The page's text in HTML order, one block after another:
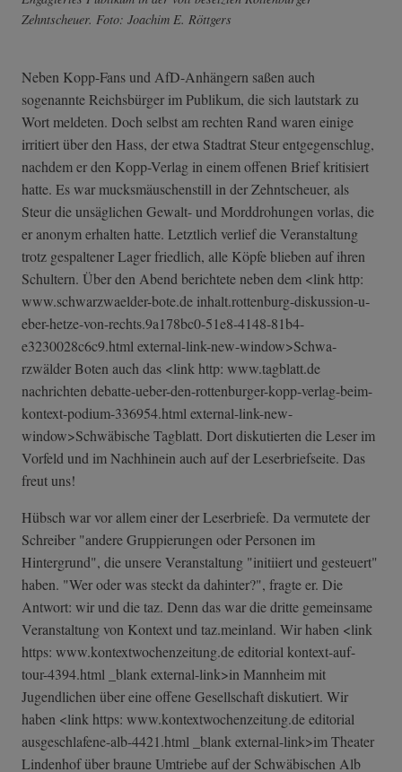
Zehntscheuer. Foto: Joachim E. Röttgers
Neben Kopp-Fans und AfD-Anhängern saßen auch
sogenannte Reichsbürger im Publikum, die sich lautstark zu
Wort meldeten. Doch selbst am rechten Rand waren einige
irritiert über den Hass, der etwa Stadtrat Steur entgegenschlug,
nachdem er den Kopp-Verlag in einem offenen Brief kritisiert
hatte. Es war mucksmäuschenstill in der Zehntscheuer, als
Steur die unsäglichen Gewalt- und Morddrohungen vorlas, die
er anonym erhalten hatte. Letztlich verlief die Veranstaltung
trotz gespaltener Lager friedlich, alle Köpfe blieben auf ihren
Schultern. Über den Abend berichtete neben dem <link http:
www.schwarzwaelder-bote.de inhalt.rottenbu­rg-diskussion-u­
eber-hetze-von-­rechts.9a178bc0­-51e8-4148-81b4­-
e3230028c6c9.h­tml external-link-n­ew-window>Schwa­
rzwälder Boten auch das <link http: www.tagblatt.de
nachrichten debatte-ueber-d­en-rottenburger­-kopp-verlag-be­im-
kontext-podi­um-336954.html external-link-n­ew-
window>Schwä­bische Tagblatt. Dort diskutierten die Leser im
Vorfeld und im Nachhinein auch auf der Leserbriefseite. Das
freut uns!
Hübsch war vor allem einer der Leserbriefe. Da vermutete der
Schreiber "andere Gruppierungen oder Personen im
Hintergrund", die unsere Veranstaltung "initiiert und gesteuert"
haben. "Wer oder was steckt da dahinter?", fragte er. Die
Antwort: wir und die taz. Denn das war die dritte gemeinsame
Veranstaltung von Kontext und taz.meinland. Wir haben <link
https: www.kontextwochenzeitung.de editorial kontext-auf-
tour-4394.html _blank external-link>in Mannheim mit
Jugendlichen über eine offene Gesellschaft diskutiert. Wir
haben <link https: www.kontextwochenzeitung.de editorial
ausgeschlafene-alb-4421.html _blank external-link>im Theater
Lindenhof über braune Umtriebe auf der Schwäbischen Alb